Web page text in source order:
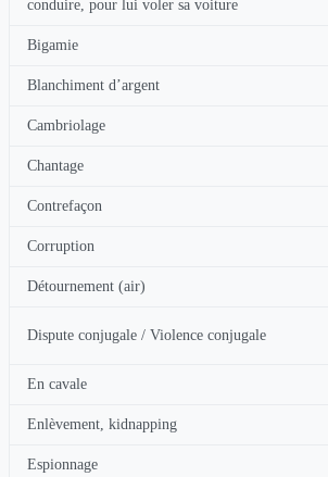
conduire, pour lui voler sa voiture
Bigamie
Blanchiment d’argent
Cambriolage
Chantage
Contrefaçon
Corruption
Détournement (air)
Dispute conjugale / Violence conjugale
En cavale
Enlèvement, kidnapping
Espionnage